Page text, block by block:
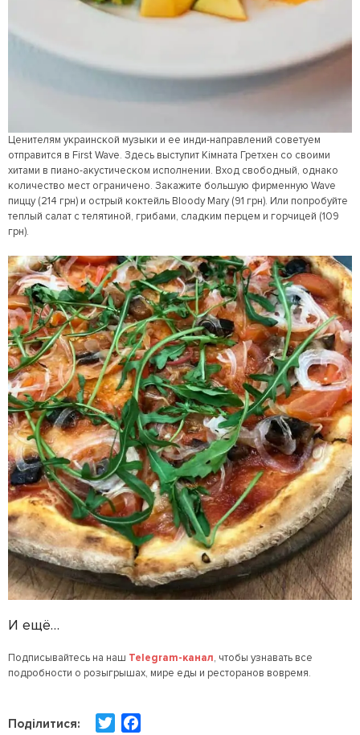
Ценителям украинской музыки и ее инди-направлений советуем
отправится в First Wave. Здесь выступит Кімната Гретхен со своими
хитами в пиано-акустическом исполнении. Вход свободный, однако
количество мест ограничено. Закажите большую фирменную Wave
пиццу (214 грн) и острый коктейль Bloody Mary (91 грн). Или попробуйте
теплый салат с телятиной, грибами, сладким перцем и горчицей (109
грн).
И ещё…
Подписывайтесь на наш Telegram-канал, чтобы узнавать все
подробности о розыгрышах, мире еды и ресторанов вовремя.
Поділитися: